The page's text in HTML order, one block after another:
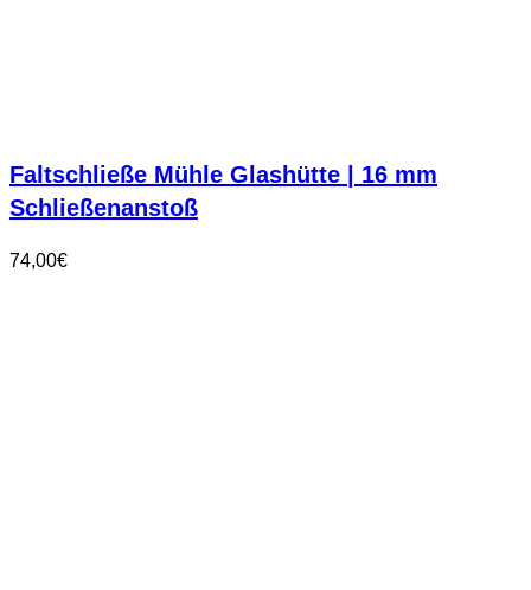
Faltschließe Mühle Glashütte | 16 mm
Schließenanstoß
74,00€